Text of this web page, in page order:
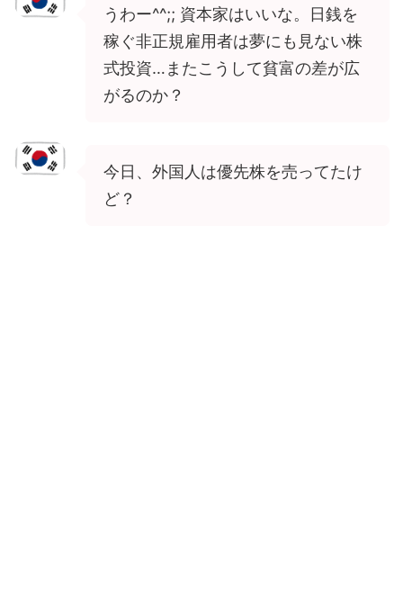
うわー^^;; 資本家はいいな。日銭を
稼ぐ非正規雇用者は夢にも見ない株
式投資…またこうして貧富の差が広
がるのか？
今日、外国人は優先株を売ってたけ
ど？